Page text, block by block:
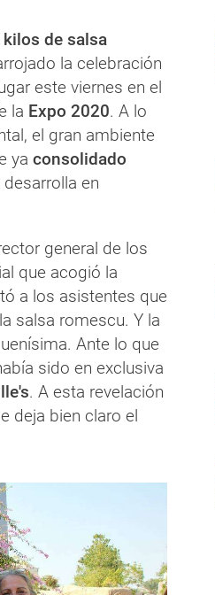
de salsa
la celebración
este viernes en el
la Expo 2020. A lo
el gran ambiente
ya consolidado
en
general de los
que acogió la
a los asistentes que
salsa romescu. Y la
Ante lo que
sido en exclusiva
. A esta revelación
deja bien claro el